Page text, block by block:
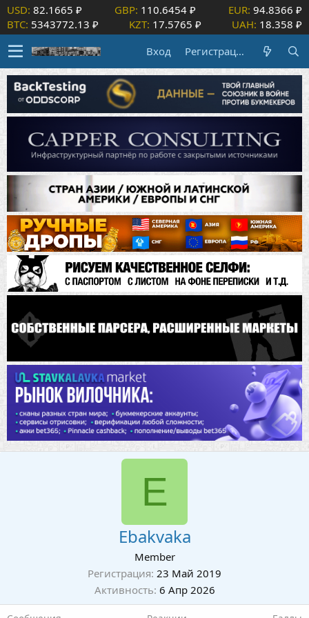
USD: 82.1665 ₽ GBP: 110.6454 ₽ EUR: 94.8366 ₽
BTC: 5343772.13 ₽ KZT: 17.5765 ₽ UAH: 18.358 ₽
Вход
Регистрация
E
Ebakvaka
Member
Регистрация 23 Май 2019
Активность 6 Апр 2026